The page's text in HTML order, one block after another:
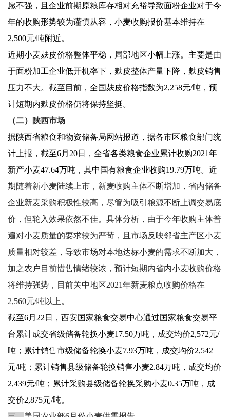
愿不强，且企业前期原粮库存相对充裕导致面粉企业对于今
年的收购形势较为谨慎从容，小麦收购报价基本维持在
2,500元/吨附近。
近期小麦麸皮价格整体平稳，局部地区小幅上涨。主要是由
于面粉加工企业低开机率下，麸皮整体产量下降，麸皮销售
压力不大。截至目前，全国麸皮价格指数为2,258元/吨，预
计短期内麸皮价格仍将保持坚挺。
（二）陕西市场
据陕西省粮食和物资储备局网站报道，据各市区粮食部门统
计上报，截至6月20日，全省各类粮食企业累计收购2021年
新产小麦47.64万吨，其中国有粮食企业收购19.79万吨。近
期 随着新小麦陆续上市，新麦收购主体不断增加，省内储备
企业新麦采购积极性较高，尽管为吸引粮源不断上调交易底
价，但轮入效果依然不佳。具体分析，由于今年收购主体普
遍对小麦质量的要求较为严苛，且市场反映邻省主产区小麦
质量相对较差，导致市场对本地达标小麦的需求不断加大，
加之农户目前惜售情绪较浓，预计短期内省内小麦收购价格
将维持强势，目前关中地区2021年新麦粮点收购价格在
2,560元/吨以上 。
截至6月22日，西安国家粮食交易中心通过国家粮食交易平
台累计成交省级储备轮换小麦17.50万吨，成交均价2,572元/
吨；累计销售市级储备轮换小麦7.93万吨，成交均价2,542
元/吨；累计销售县级储备轮换销售小麦2.84万吨，成交均价
2,439元/吨；累计采购县级储备轮换采购小麦0.35万吨，成
交价2,875元/吨。